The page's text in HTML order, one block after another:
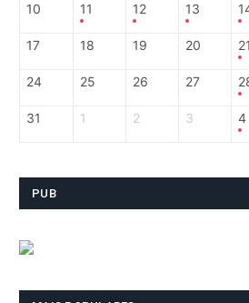
10 11 12 13
17 18 19 20 21
24 25 26 27
31 1 2 3 4
PUB